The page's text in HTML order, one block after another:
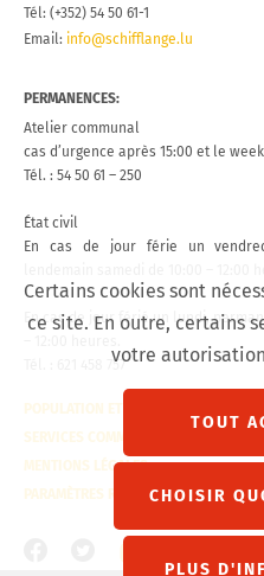
Tél: (+352) 54 50 61-1
Email: info@schifflange.lu
PERMANENCES:
Atelier communal
cas d’urgence après 15:00 et le
Tél. : 54 50 61 – 250
État civil
En cas de jour férie un
En cas de jour férié un lundi,
Tél. : 621 458 757
POPULATION ET ÉTAT CIVIL
SERVICES COMMUNAUX
MENTIONS LÉGALES
PARAMÈTRES RGPD
Certains cookies sont
ce site. En outre, certains
votre
TOUT
CHOISIR
PLUS